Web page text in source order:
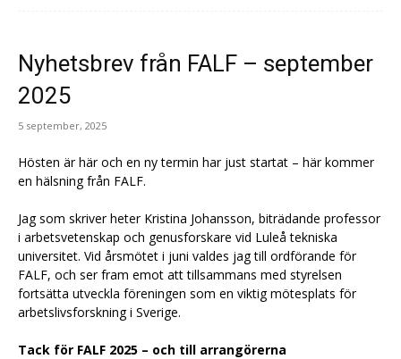
Nyhetsbrev från FALF – september
2025
5 september, 2025
Hösten är här och en ny termin har just startat – här kommer
en hälsning från FALF.
Jag som skriver heter Kristina Johansson, biträdande professor
i arbetsvetenskap och genusforskare vid Luleå tekniska
universitet. Vid årsmötet i juni valdes jag till ordförande för
FALF, och ser fram emot att tillsammans med styrelsen
fortsätta utveckla föreningen som en viktig mötesplats för
arbetslivsforskning i Sverige.
Tack för FALF 2025 – och till arrangörerna